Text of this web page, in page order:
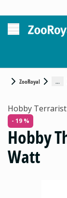
ZooRoyal ...
Hobby
- 19 %
Hobby
Watt